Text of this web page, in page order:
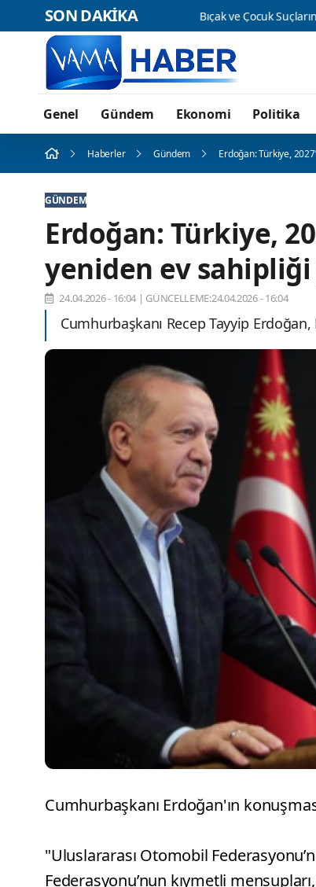
SON DAKİKA
Genel Gündem Ekonomi Politika
Haberler Gündem Erdoğan: Türkiye,
GÜNDEM
Erdoğan: Türkiye,
yeniden ev
24.04.2026 - 16:04 | GÜNCELLEME:24.04.2026 - 16:04
Cumhurbaşkanı Recep Tayyip
Cumhurbaşkanı Erdoğan'ın
"Uluslararası Otomobil
Federasyonu’nun kıymetli